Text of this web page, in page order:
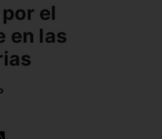
el
en las